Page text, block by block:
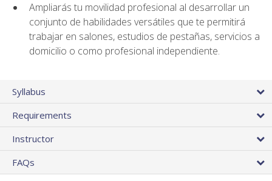
Ampliarás tu movilidad profesional al desarrollar un
conjunto de habilidades versátiles que te permitirá
trabajar en salones, estudios de pestañas, servicios a
domicilio o como profesional independiente.
Syllabus
Requirements
Instructor
FAQs